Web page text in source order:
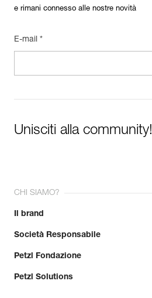
e rimani connesso alle nostre novità
E-mail *
Unisciti alla community!
CHI SIAMO?
Il brand
Società Responsabile
Petzl Fondazione
Petzl Solutions